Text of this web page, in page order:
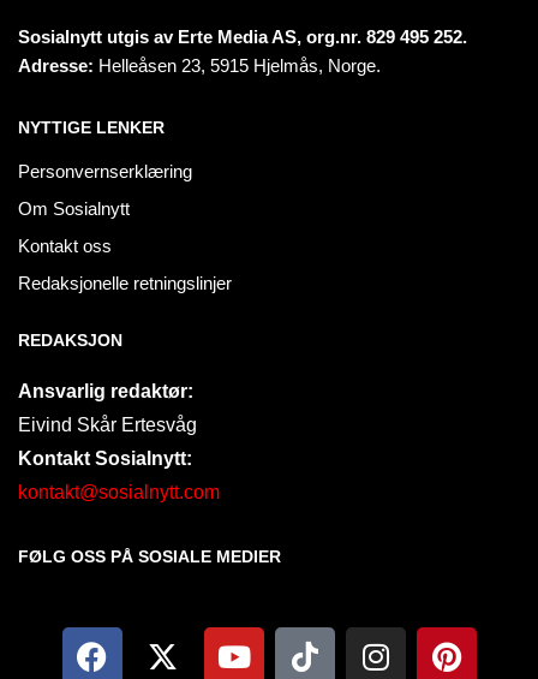
Sosialnytt utgis av Erte Media AS, org.nr. 829 495 252.
Adresse: Helleåsen 23, 5915 Hjelmås, Norge.
NYTTIGE LENKER
Personvernserklæring
Om Sosialnytt
Kontakt oss
Redaksjonelle retningslinjer
REDAKSJON
Ansvarlig redaktør:
Eivind Skår Ertesvåg
Kontakt Sosialnytt:
kontakt@sosialnytt.com
FØLG OSS PÅ SOSIALE MEDIER​